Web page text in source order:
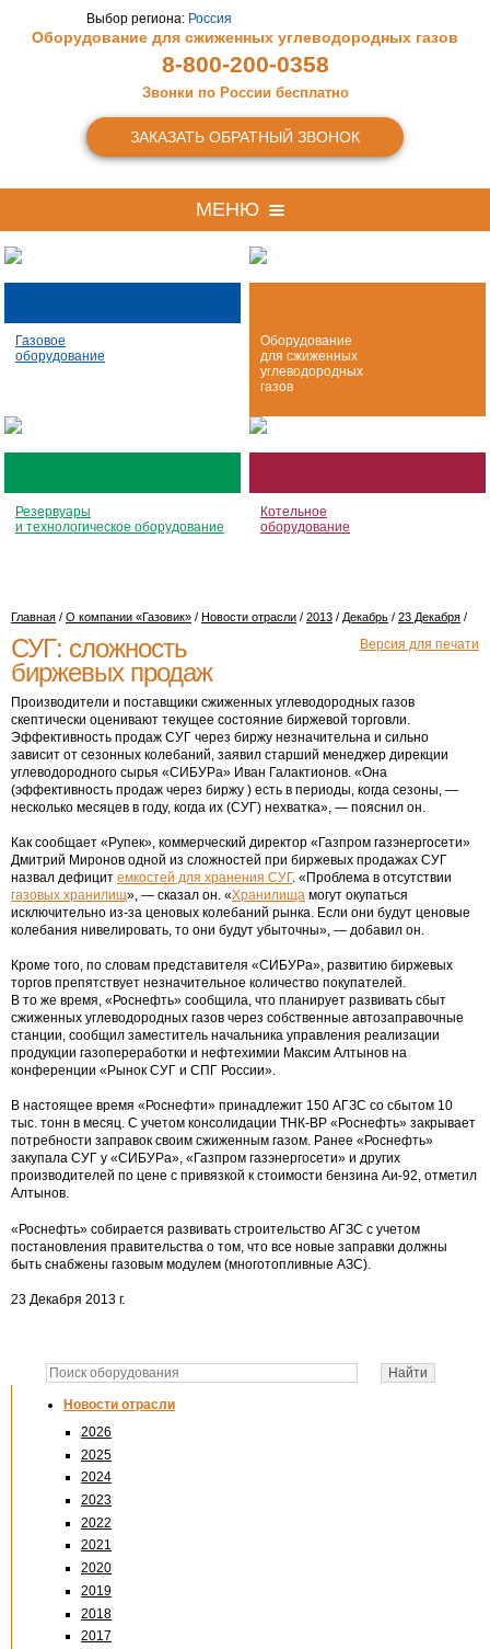
Выбор региона: Россия
Оборудование для сжиженных углеводородных газов
8-800-200-0358
Звонки по России бесплатно
ЗАКАЗАТЬ ОБРАТНЫЙ ЗВОНОК
МЕНЮ
Газовое
оборудование
Оборудование
для сжиженных
углеводородных
газов
Резервуары
и технологическое оборудование
Котельное
оборудование
Новости отрасли
2026
2025
2024
2023
2022
2021
2020
2019
2018
2017
Главная / О компании «Газовик» / Новости отрасли / 2013 / Декабрь / 23 Декабря /
Версия для печати
СУГ: сложность
биржевых продаж
Производители и поставщики сжиженных углеводородных газов
скептически оценивают текущее состояние биржевой торговли.
Эффективность продаж СУГ через биржу незначительна и сильно
зависит от сезонных колебаний, заявил старший менеджер дирекции
углеводородного сырья «СИБУРа» Иван Галактионов. «Она
(эффективность продаж через биржу ) есть в периоды, когда сезоны, —
несколько месяцев в году, когда их (СУГ) нехватка», — пояснил он.
Как сообщает «Рупек», коммерческий директор «Газпром газэнергосети»
Дмитрий Миронов одной из сложностей при биржевых продажах СУГ
назвал дефицит емкостей для хранения СУГ. «Проблема в отсутствии
газовых хранилищ», — сказал он. «Хранилища могут окупаться
исключительно из-за ценовых колебаний рынка. Если они будут ценовые
колебания нивелировать, то они будут убыточны», — добавил он.
Кроме того, по словам представителя «СИБУРа», развитию биржевых
торгов препятствует незначительное количество покупателей.
В то же время, «Роснефть» сообщила, что планирует развивать сбыт
сжиженных углеводородных газов через собственные автозаправочные
станции, сообщил заместитель начальника управления реализации
продукции газопереработки и нефтехимии Максим Алтынов на
конференции «Рынок СУГ и СПГ России».
В настоящее время «Роснефти» принадлежит 150 АГЗС со сбытом 10
тыс. тонн в месяц. С учетом консолидации ТНК-ВР «Роснефть» закрывает
потребности заправок своим сжиженным газом. Ранее «Роснефть»
закупала СУГ у «СИБУРа», «Газпром газэнергосети» и других
производителей по цене с привязкой к стоимости бензина Аи-92, отметил
Алтынов.
«Роснефть» собирается развивать строительство АГЗС с учетом
постановления правительства о том, что все новые заправки должны
быть снабжены газовым модулем (многотопливные АЗС).
23 Декабря 2013 г.